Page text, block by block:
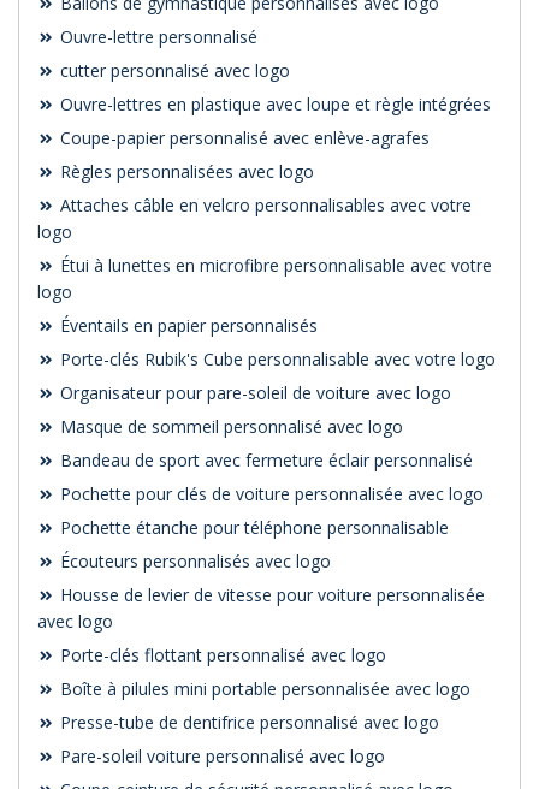
Ouvre-lettre personnalisé
cutter personnalisé avec logo
Ouvre-lettres en plastique avec loupe et règle intégrées
Coupe-papier personnalisé avec enlève-agrafes
Règles personnalisées avec logo
Attaches câble en velcro personnalisables avec votre
logo
Étui à lunettes en microfibre personnalisable avec votre
logo
Éventails en papier personnalisés
Porte-clés Rubik's Cube personnalisable avec votre logo
Organisateur pour pare-soleil de voiture avec logo
Masque de sommeil personnalisé avec logo
Bandeau de sport avec fermeture éclair personnalisé
Pochette pour clés de voiture personnalisée avec logo
Pochette étanche pour téléphone personnalisable
Écouteurs personnalisés avec logo
Housse de levier de vitesse pour voiture personnalisée
avec logo
Porte-clés flottant personnalisé avec logo
Boîte à pilules mini portable personnalisée avec logo
Presse-tube de dentifrice personnalisé avec logo
Pare-soleil voiture personnalisé avec logo